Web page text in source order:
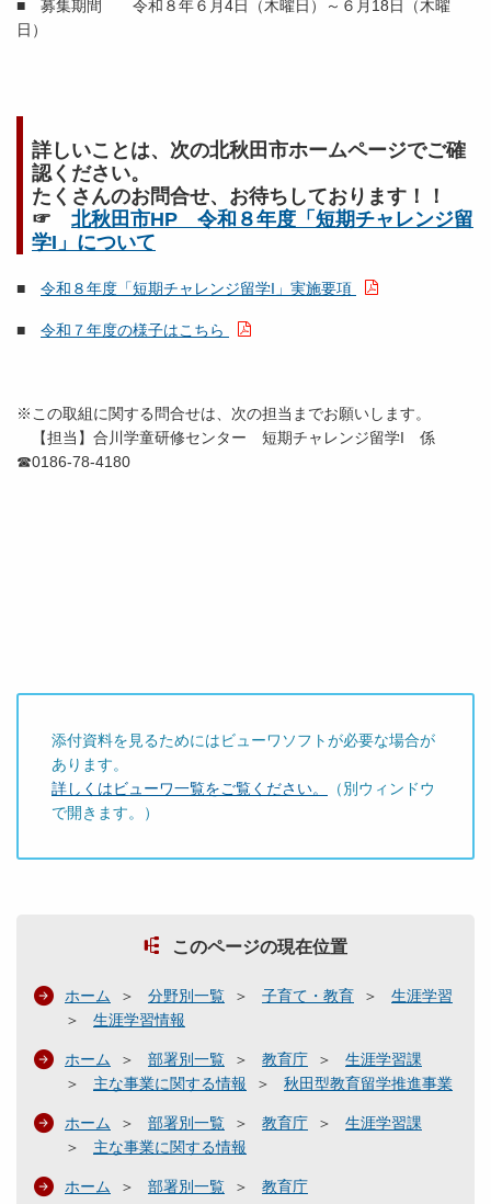
■ 募集期間 令和８年６月4日（木曜日）～６月18日（木曜
日）
詳しいことは、次の北秋田市ホームページでご確
認ください。
たくさんのお問合せ、お待ちしております！！
☞ 北秋田市HP 令和８年度「短期チャレンジ留
学I」について
■ 令和８年度「短期チャレンジ留学I」実施要項
■ 令和７年度の様子はこちら
※この取組に関する問合せは、次の担当までお願いします。
【担当】合川学童研修センター 短期チャレンジ留学I 係
☎0186‐78‐4180
添付資料を見るためにはビューワソフトが必要な場合が
あります。
詳しくはビューワ一覧をご覧ください。
（別ウィンドウ
で開きます。）
このページの現在位置
ホーム 分野別一覧 子育て・教育
生涯学習
生涯学習情報
ホーム 部署別一覧 教育庁
生涯学習課
主な事業に関する情報
秋田型教育留学推進事業
ホーム 部署別一覧 教育庁
生涯学習課
主な事業に関する情報
ホーム 部署別一覧 教育庁